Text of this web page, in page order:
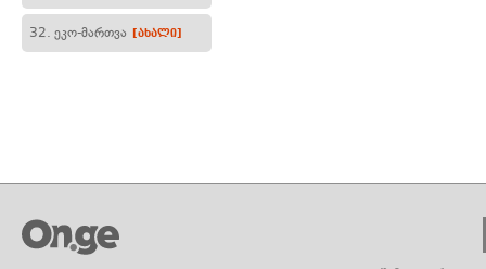
32. ეკო-მართვა [ახალი]